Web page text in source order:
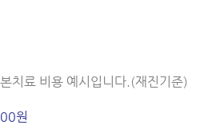
치료 비용 예시입니다.(재진기준)
원